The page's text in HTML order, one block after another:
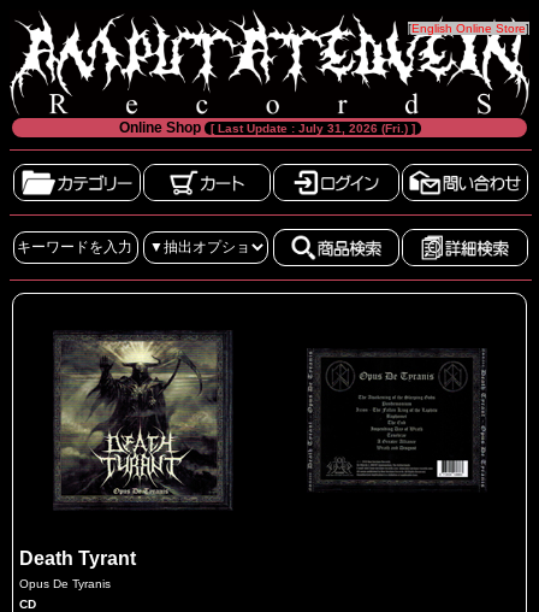
[English Online Store]
Online Shop [ Last Update : July 31, 2026 (Fri.) ]
Death Tyrant
Opus De Tyranis
CD